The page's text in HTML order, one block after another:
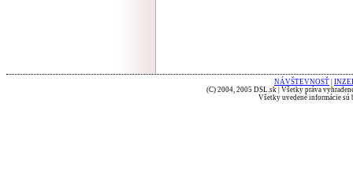
NÁVŠTEVNOSŤ
(C) 2004, 2005 DSL.sk | Všetky práva
Všetky uvedené informácie sú